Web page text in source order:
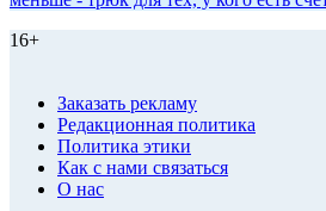
16+
Заказать рекламу
Редакционная политика
Политика этики
Как с нами связаться
О нас